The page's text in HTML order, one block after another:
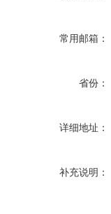
常用邮箱：
省份：
详细地址：
补充说明：